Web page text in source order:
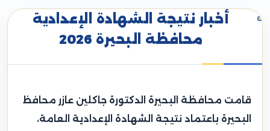
أخبار نتيجة الشهادة الإعدادية
محافظة البحيرة 2026
قامت محافظة البحيرة الدكتورة جاكلين عازر محافظ
البحيرة باعتماد نتيجة الشهادة الإعدادية العامة،